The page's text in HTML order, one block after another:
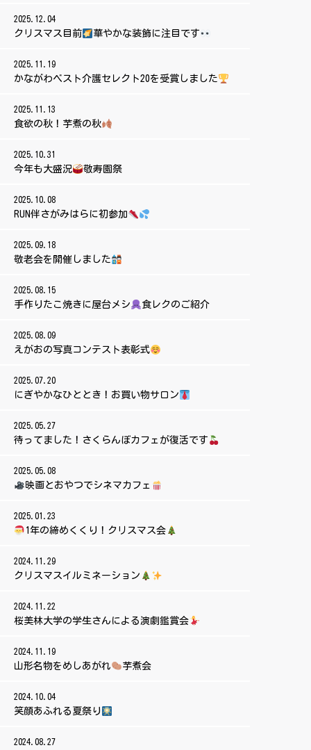
2025.12.04
クリスマス目前 華やかな装飾に注目です
2025.11.19
かながわベスト介護セレクト20を受賞しました
2025.11.13
食欲の秋！芋煮の秋
2025.10.31
今年も大盛況 敬寿園祭
2025.10.08
RUN伴さがみはらに初参加
2025.09.18
敬老会を開催しました
2025.08.15
手作りたこ焼きに屋台メシ 食レクのご紹介
2025.08.09
えがおの写真コンテスト表彰式
2025.07.20
にぎやかなひととき！お買い物サロン
2025.05.27
待ってました！さくらんぼカフェが復活です
2025.05.08
映画とおやつでシネマカフェ
2025.01.23
1年の締めくくり！クリスマス会
2024.11.29
クリスマスイルミネーション
2024.11.22
桜美林大学の学生さんによる演劇鑑賞会
2024.11.19
山形名物をめしあがれ 芋煮会
2024.10.04
笑顔あふれる夏祭り
2024.08.27